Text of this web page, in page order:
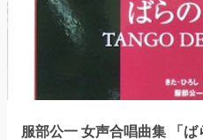
服部公一 女声合唱曲集 「